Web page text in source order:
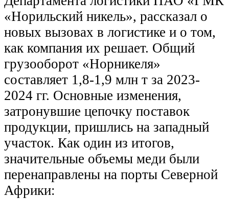
«Норильский никель», рассказал о
новых вызовах в логистике и о том,
как компания их решает. Общий
грузооборот «Норникеля»
составляет 1,8-1,9 млн т за 2023-
2024 гг. Основные изменения,
затронувшие цепочку поставок
продукции, пришлись на западный
участок. Как один из итогов,
значительные объемы меди были
перенаправлены на порты Северной
Африки: